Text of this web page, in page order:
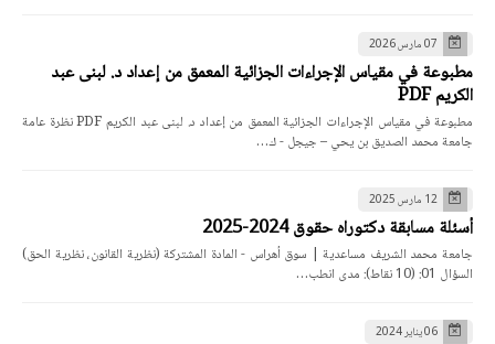
07 مارس 2026
مطبوعة في مقياس الإجراءات الجزائية المعمق من إعداد د. لبنى عبد
الكريم PDF
مطبوعة في مقياس الإجراءات الجزائية المعمق من إعداد د. لبنى عبد الكريم PDF نظرة عامة
جامعة محمد الصديق بن يحي – جيجل - ك…
12 مارس 2025
أسئلة مسابقة دكتوراه حقوق 2024-2025
جامعة محمد الشريف مساعدية | سوق أهراس - المادة المشتركة (نظرية القانون، نظرية الحق)
السؤال 01: (10 نقاط): مدى انطب…
06 يناير 2024